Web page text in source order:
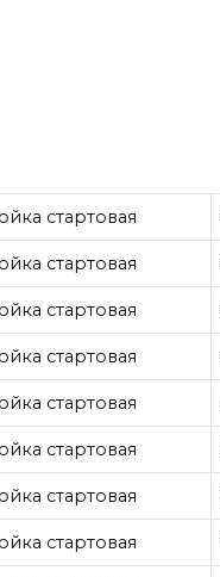
стартовая
стартовая
стартовая
стартовая
стартовая
стартовая
стартовая
стартовая